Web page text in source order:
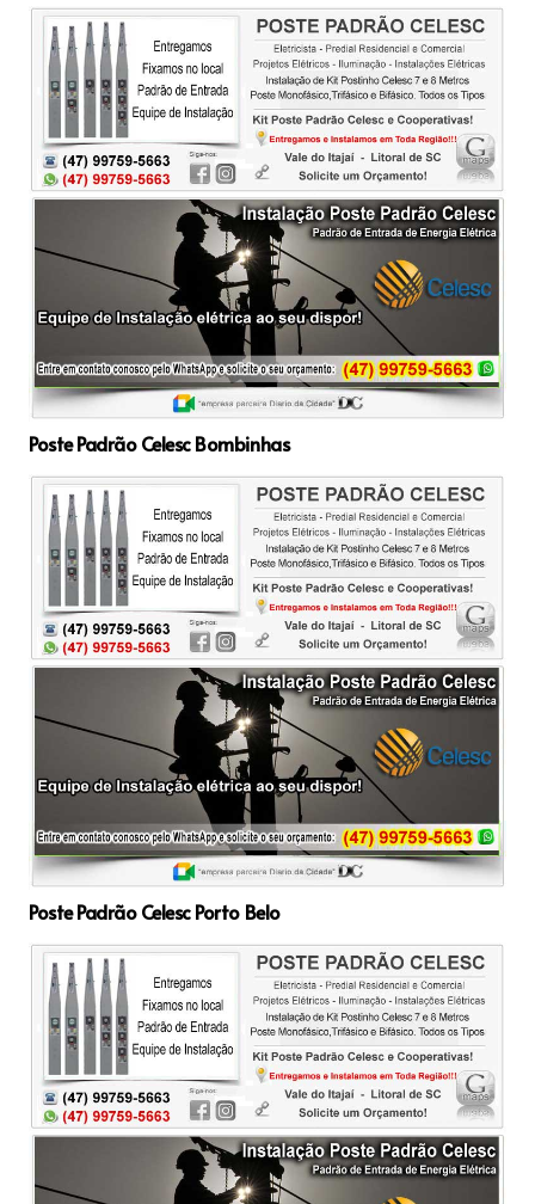
Poste Padrão Celesc Bombinhas
Poste Padrão Celesc Porto Belo